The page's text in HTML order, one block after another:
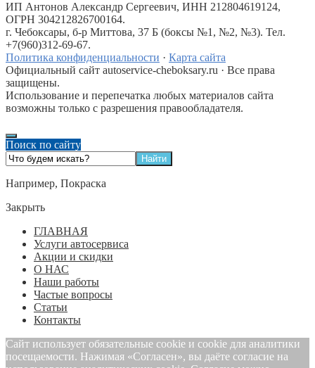
ИП Антонов Александр Сергеевич, ИНН 212804619124,
ОГРН 304212826700164.
г. Чебоксары, б-р Миттова, 37 Б (боксы №1, №2, №3). Тел.
+7(960)312-69-67.
Политика конфиденциальности · Карта сайта
Официальный сайт autoservice-cheboksary.ru · Все права
защищены.
Использование и перепечатка любых материалов сайта
возможны только с разрешения правообладателя.
Поиск по сайту
Например, Покраска
Закрыть
ГЛАВНАЯ
Услуги автосервиса
Акции и скидки
О НАС
Наши работы
Частые вопросы
Статьи
Контакты
Сайт использует обязательные cookie и cookie для аналитики
посещаемости. Нажимая «Согласен», вы даёте согласие на